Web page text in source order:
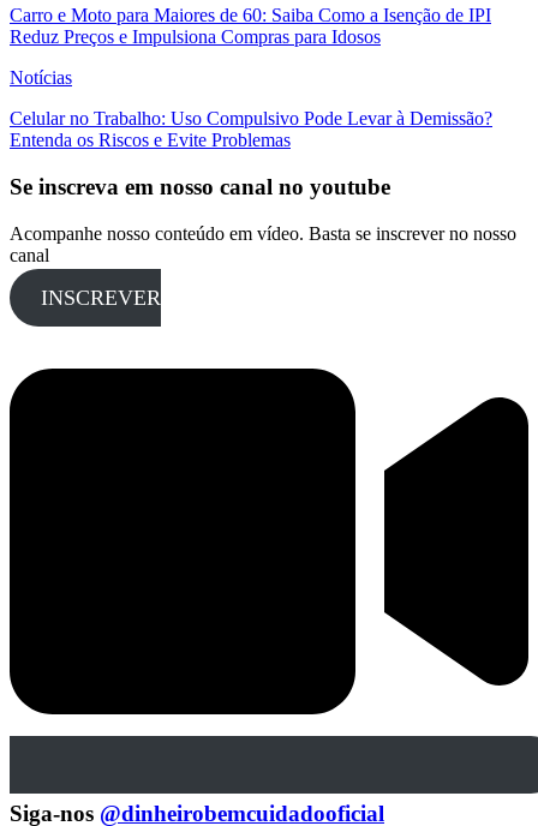
Carro e Moto para Maiores de 60: Saiba Como a Isenção de IPI
Reduz Preços e Impulsiona Compras para Idosos
Notícias
Celular no Trabalho: Uso Compulsivo Pode Levar à Demissão?
Entenda os Riscos e Evite Problemas
Se inscreva em nosso canal no youtube
Acompanhe nosso conteúdo em vídeo. Basta se inscrever no nosso
canal
INSCREVER
Siga-nos @dinheirobemcuidadooficial